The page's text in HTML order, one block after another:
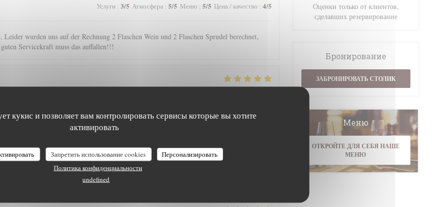
кукис и позволяет вам контролировать сервисы которые вы хотите
активировать
Запретить использование cookies
Персонализировать
Политика конфиденциальности
undefined
Услуги : 3/5 Атмосфера : 5/5 Меню : 5/5 Цена / качество : 4/5
Leider wurden uns auf der Rechnung 2 Flaschen Wein und 2 Flaschen Sprudel berechnet,
Servicekraft muss das auffallen!!!
Услуги
Услуги
Оценки только от клиентов,
сделавших резервирование
Бронирование
ЗАБРОНИРОВАТЬ СТОЛИК
Меню
ОТКРОЙТЕ ДЛЯ СЕБЯ НАШЕ
МЕНЮ